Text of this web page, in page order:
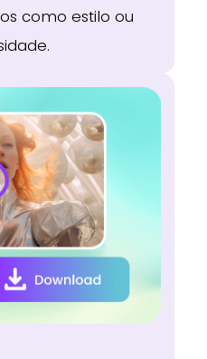
como estilo ou